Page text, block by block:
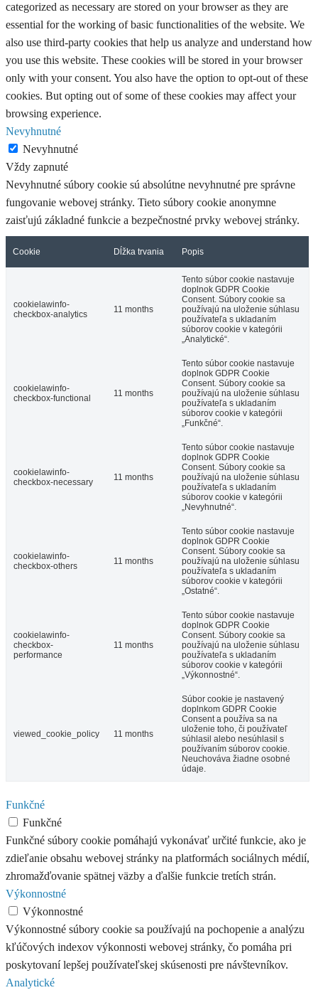
categorized as necessary are stored on your browser as they are
essential for the working of basic functionalities of the website. We
also use third-party cookies that help us analyze and understand how
you use this website. These cookies will be stored in your browser
only with your consent. You also have the option to opt-out of these
cookies. But opting out of some of these cookies may affect your
browsing experience.
Nevyhnutné
Nevyhnutné
Vždy zapnuté
Nevyhnutné súbory cookie sú absolútne nevyhnutné pre správne
fungovanie webovej stránky. Tieto súbory cookie anonymne
zaisťujú základné funkcie a bezpečnostné prvky webovej stránky.
Cookie Dĺžka trvania Popis
cookielawinfo-
checkbox-analytics
11 months
Tento súbor cookie nastavuje
doplnok GDPR Cookie
Consent. Súbory cookie sa
používajú na uloženie súhlasu
používateľa s ukladaním
súborov cookie v kategórii
„Analytické“.
cookielawinfo-
checkbox-functional
11 months
Tento súbor cookie nastavuje
doplnok GDPR Cookie
Consent. Súbory cookie sa
používajú na uloženie súhlasu
používateľa s ukladaním
súborov cookie v kategórii
„Funkčné“.
cookielawinfo-
checkbox-necessary
11 months
Tento súbor cookie nastavuje
doplnok GDPR Cookie
Consent. Súbory cookie sa
používajú na uloženie súhlasu
používateľa s ukladaním
súborov cookie v kategórii
„Nevyhnutné“.
cookielawinfo-
checkbox-others
11 months
Tento súbor cookie nastavuje
doplnok GDPR Cookie
Consent. Súbory cookie sa
používajú na uloženie súhlasu
používateľa s ukladaním
súborov cookie v kategórii
„Ostatné“.
cookielawinfo-
checkbox-
performance
11 months
Tento súbor cookie nastavuje
doplnok GDPR Cookie
Consent. Súbory cookie sa
používajú na uloženie súhlasu
používateľa s ukladaním
súborov cookie v kategórii
„Výkonnostné“.
viewed_cookie_policy 11 months
Súbor cookie je nastavený
doplnkom GDPR Cookie
Consent a používa sa na
uloženie toho, či používateľ
súhlasil alebo nesúhlasil s
používaním súborov cookie.
Neuchováva žiadne osobné
údaje.
Funkčné
Funkčné
Funkčné súbory cookie pomáhajú vykonávať určité funkcie, ako je
zdieľanie obsahu webovej stránky na platformách sociálnych médií,
zhromažďovanie spätnej väzby a ďalšie funkcie tretích strán.
Výkonnostné
Výkonnostné
Výkonnostné súbory cookie sa používajú na pochopenie a analýzu
kľúčových indexov výkonnosti webovej stránky, čo pomáha pri
poskytovaní lepšej používateľskej skúsenosti pre návštevníkov.
Analytické